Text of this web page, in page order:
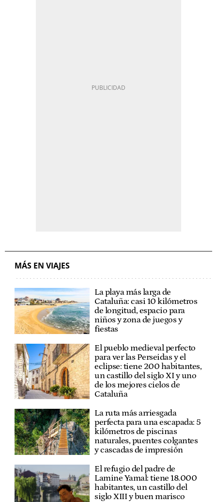
MÁS EN VIAJES
La playa más larga de
Cataluña: casi 10 kilómetros
de longitud, espacio para
niños y zona de juegos y
fiestas
El pueblo medieval perfecto
para ver las Perseidas y el
eclipse: tiene 200 habitantes,
un castillo del siglo XI y uno
de los mejores cielos de
Cataluña
La ruta más arriesgada
perfecta para una escapada: 5
kilómetros de piscinas
naturales, puentes colgantes
y cascadas de impresión
El refugio del padre de
Lamine Yamal: tiene 18.000
habitantes, un castillo del
siglo XIII y buen marisco